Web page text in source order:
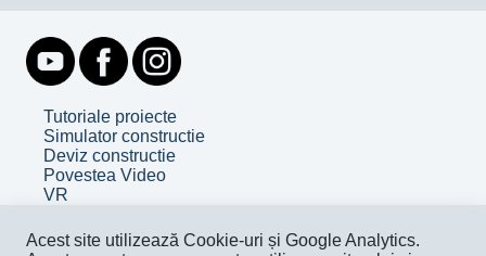
Tutoriale proiecte
Simulator constructie
Deviz constructie
Povestea Video
VR
Despre noi
Contact
Acest site utilizează Cookie-uri și Google Analytics.